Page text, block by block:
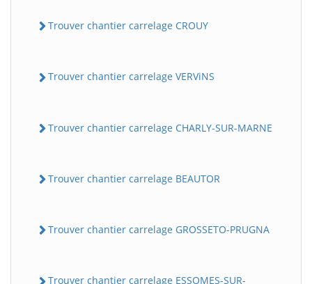
Trouver chantier carrelage CROUY
Trouver chantier carrelage VERViNS
Trouver chantier carrelage CHARLY-SUR-MARNE
Trouver chantier carrelage BEAUTOR
Trouver chantier carrelage GROSSETO-PRUGNA
Trouver chantier carrelage ESSOMES-SUR-